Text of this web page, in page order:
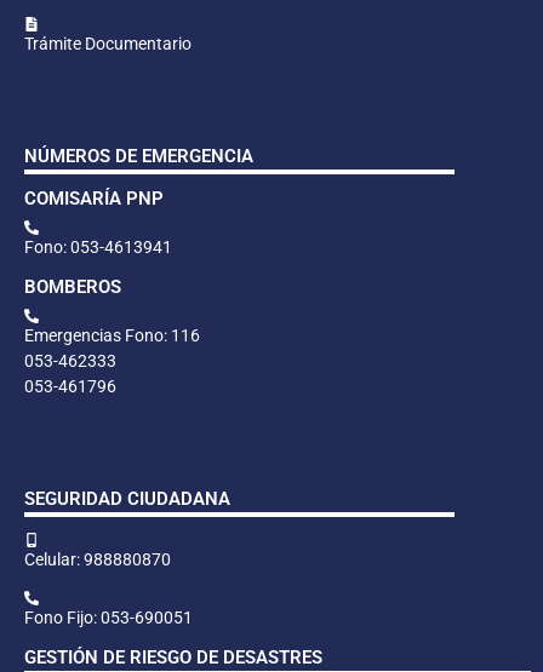
Trámite Documentario
NÚMEROS DE EMERGENCIA
COMISARÍA PNP
Fono: 053-4613941
BOMBEROS
Emergencias Fono: 116
053-462333
053-461796
SEGURIDAD CIUDADANA
Celular: 988880870
Fono Fijo: 053-690051
GESTIÓN DE RIESGO DE DESASTRES